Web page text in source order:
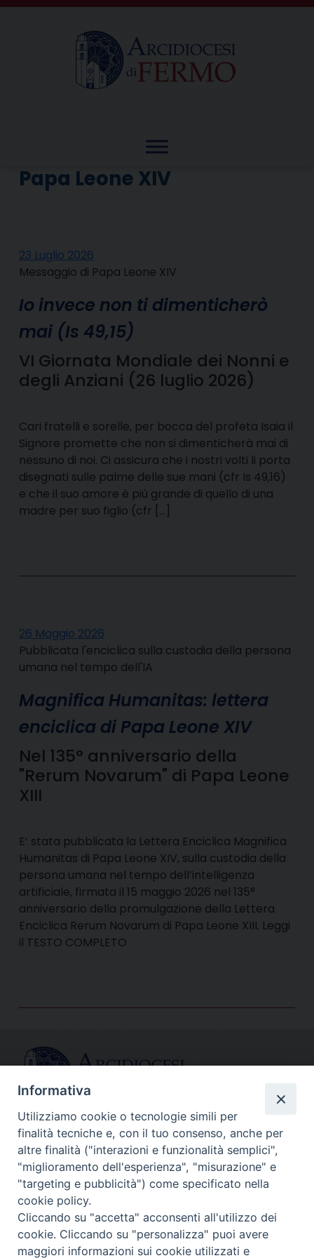
Skip
Papa Leone XIV
23 Luglio 2026
Messaggio di Papa Leone XIV
Io invece non ti dimenticherò
mai (Is 49,15)
VI Giornata Mondiale dei Nonni e
degli Anziani (26 luglio 2026)
Cari fratelli e sorelle, per bocca del profeta Isaia il
Signore promette che non si dimenticherà mai di
nessuno di noi. Ci assicura che i nostri volti li porta
disegnati sulle palme delle sue mani (cfr Is 49,16)
e che il suo amore è più grande di quello di una
madre per suo figlio (cfr […]
26 Maggio 2026
Pubblicata l'enciclica sulla custodia della persona
umana nel tempo dell'IA
Magnifica Humanitas: lettera
enciclica di Papa Leone XIV
Nel 135° anniversario della
"Rerum Novarum" di Papa Leone
XIII
E’ stata pubblicata la Lettera Enciclica Magnifica
Humanitas di Papa Leone XIV, sulla custodia della
persona umana nel tempo dell’intelligenza
artificiale, firmata il 15 maggio 2026 nel 135°
anniversario della promulgazione della Lettera
Enciclica Rerum Novarum di Papa Leone XIII. Leggi
il TESTO COMPLETO
CONTATTI
info@fermodiocesi.it
pec:economato.diocesifermo@legalmail.it
SEGUICI SU
Facebook
Instagram
X YouTube
Feed
Informativa
Utilizziamo cookie o tecnologie simili per
finalità tecniche e, con il tuo consenso, anche per
altre finalità ("interazioni e funzionalità semplici",
"miglioramento dell'esperienza", "misurazione" e
"targeting e pubblicità") come specificato nella
cookie policy.
Cliccando su "accetta" acconsenti all'utilizzo dei
cookie. Cliccando su "personalizza" puoi avere
maggiori informazioni sui cookie utilizzati e